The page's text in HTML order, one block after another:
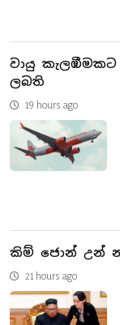
වායු
ලබති
19 hours ago
කිම් ජොන් උන්
21 hours ago